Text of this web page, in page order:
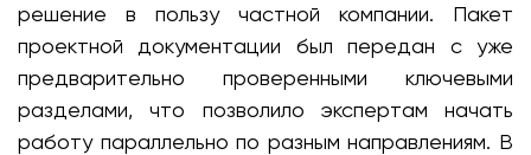
решение в пользу частной компании. Пакет
проектной документации был передан с уже
предварительно проверенными ключевыми
разделами, что позволило экспертам начать
работу параллельно по разным направлениям. В